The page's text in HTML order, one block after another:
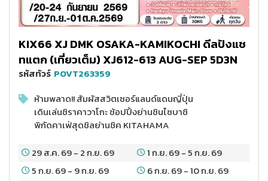
KIX66 XJ DMK OSAKA-KAMIKOCHI ดีลปังแช
ทแตก (เที่ยวเต็ม) XJ612-613 AUG-SEP 5D3N
รหัสทัวร์ POVT263359
ห้ามพลาด!! สัมผัสสวิตเซอร์แลนด์แดนญี่ปุ่น
เดินเล่นชิราคาวาโกะ ช้อปปิ้งย่านชินไซบาชิ
พิกัดคาเฟ่สุดชิลย่านชิค KITAHAMA
29 ส.ค. 69- 2 ก.ย. 69 1 ก.ย. 69- 5 ก.ย. 69
5 ก.ย. 69- 9 ก.ย. 69 6 ก.ย. 69-10 ก.ย. 69